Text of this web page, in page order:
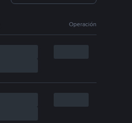
Operación